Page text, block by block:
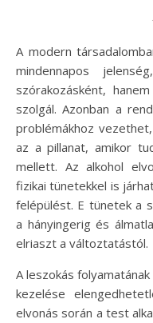
A modern társadalomban az alkohol fogyasztása gyakran
mindennapos
szórakozásként,
szolgál. Azonban a
problémákhoz
az a pillanat, amikor
mellett. Az alkohol
fizikai tünetekkel is
felépülést. E tünetek a
a hányingerig és
elriaszt a változtatástól.
A leszokás
kezelése
elvonás során a test